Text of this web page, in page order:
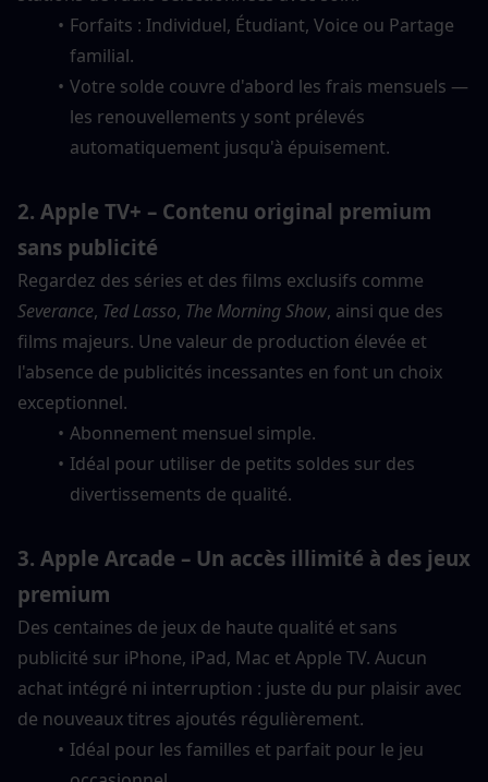
Forfaits : Individuel, Étudiant, Voice ou Partage
familial.
Votre solde couvre d'abord les frais mensuels —
les renouvellements y sont prélevés
automatiquement jusqu'à épuisement.
2. Apple TV+ – Contenu original premium
sans publicité
Severance, Ted Lasso, The Morning Show, ainsi que des
films majeurs. Une valeur de production élevée et
l'absence de publicités incessantes en font un choix
exceptionnel.
Abonnement mensuel simple.
Idéal pour utiliser de petits soldes sur des
divertissements de qualité.
3. Apple Arcade – Un accès illimité à des jeux
premium
Des centaines de jeux de haute qualité et sans
publicité sur iPhone, iPad, Mac et Apple TV. Aucun
achat intégré ni interruption : juste du pur plaisir avec
de nouveaux titres ajoutés régulièrement.
Idéal pour les familles et parfait pour le jeu